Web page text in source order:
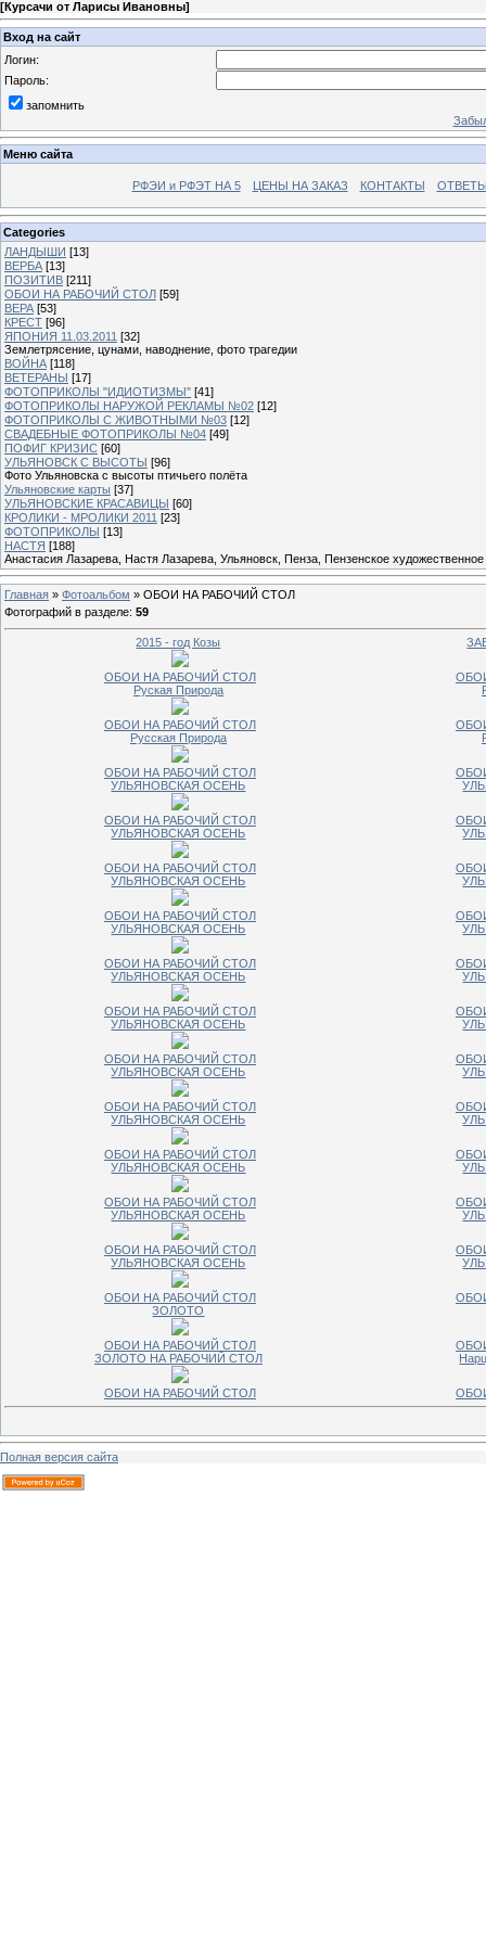
[Курсачи от Ларисы Ивановны]
Вход на сайт
Логин:
Пароль:
запомнить
Меню сайта
РФЭИ и РФЭТ НА 5 ЦЕНЫ НА ЗАКАЗ КОНТАКТЫ
Categories
ЛАНДЫШИ [13]
ВЕРБА [13]
ПОЗИТИВ [211]
ОБОИ НА РАБОЧИЙ СТОЛ [59]
ВЕРА [53]
КРЕСТ [96]
ЯПОНИЯ 11.03.2011 [32]
Землетрясение, цунами, наводнение, фото трагедии
ВОЙНА [118]
ВЕТЕРАНЫ [17]
ФОТОПРИКОЛЫ "ИДИОТИЗМЫ" [41]
ФОТОПРИКОЛЫ НАРУЖОЙ РЕКЛАМЫ №02 [12]
ФОТОПРИКОЛЫ С ЖИВОТНЫМИ №03 [12]
СВАДЕБНЫЕ ФОТОПРИКОЛЫ №04 [49]
ПОФИГ КРИЗИС [60]
УЛЬЯНОВСК С ВЫСОТЫ [96]
Фото Ульяновска с высоты птичьего полёта
Ульяновские карты [37]
УЛЬЯНОВСКИЕ КРАСАВИЦЫ [60]
КРОЛИКИ - МРОЛИКИ 2011 [23]
ФОТОПРИКОЛЫ [13]
НАСТЯ [188]
Анастасия Лазарева, Настя Лазарева, Ульяновск, Пенза, Пензенское
Главная » Фотоальбом » ОБОИ НА РАБОЧИЙ СТОЛ
Фотографий в разделе: 59
2015 - год Козы
ОБОИ НА РАБОЧИЙ СТОЛ
Руская Природа
ОБОИ НА РАБОЧИЙ СТОЛ
Русская Природа
ОБОИ НА РАБОЧИЙ СТОЛ
УЛЬЯНОВСКАЯ ОСЕНЬ
ОБОИ НА РАБОЧИЙ СТОЛ
УЛЬЯНОВСКАЯ ОСЕНЬ
ОБОИ НА РАБОЧИЙ СТОЛ
УЛЬЯНОВСКАЯ ОСЕНЬ
ОБОИ НА РАБОЧИЙ СТОЛ
УЛЬЯНОВСКАЯ ОСЕНЬ
ОБОИ НА РАБОЧИЙ СТОЛ
УЛЬЯНОВСКАЯ ОСЕНЬ
ОБОИ НА РАБОЧИЙ СТОЛ
УЛЬЯНОВСКАЯ ОСЕНЬ
ОБОИ НА РАБОЧИЙ СТОЛ
УЛЬЯНОВСКАЯ ОСЕНЬ
ОБОИ НА РАБОЧИЙ СТОЛ
УЛЬЯНОВСКАЯ ОСЕНЬ
ОБОИ НА РАБОЧИЙ СТОЛ
УЛЬЯНОВСКАЯ ОСЕНЬ
ОБОИ НА РАБОЧИЙ СТОЛ
УЛЬЯНОВСКАЯ ОСЕНЬ
ОБОИ НА РАБОЧИЙ СТОЛ
УЛЬЯНОВСКАЯ ОСЕНЬ
ОБОИ НА РАБОЧИЙ СТОЛ
ЗОЛОТО
ОБОИ НА РАБОЧИЙ СТОЛ
ЗОЛОТО НА РАБОЧИЙ СТОЛ
ОБОИ НА РАБОЧИЙ СТОЛ
Полная версия сайта